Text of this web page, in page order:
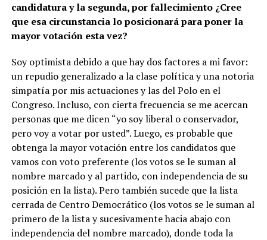
candidatura y la segunda, por fallecimiento ¿Cree
que esa circunstancia lo posicionará para poner la
mayor votación esta vez?
Soy optimista debido a que hay dos factores a mi favor:
un repudio generalizado a la clase política y una notoria
simpatía por mis actuaciones y las del Polo en el
Congreso. Incluso, con cierta frecuencia se me acercan
personas que me dicen “yo soy liberal o conservador,
pero voy a votar por usted”. Luego, es probable que
obtenga la mayor votación entre los candidatos que
vamos con voto preferente (los votos se le suman al
nombre marcado y al partido, con independencia de su
posición en la lista). Pero también sucede que la lista
cerrada de Centro Democrático (los votos se le suman al
primero de la lista y sucesivamente hacia abajo con
independencia del nombre marcado), donde toda la